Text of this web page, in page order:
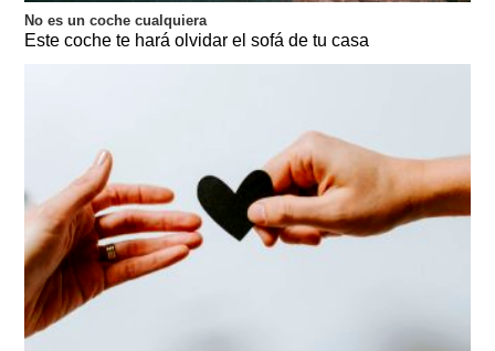
No es un coche cualquiera
Este coche te hará olvidar el sofá de tu casa